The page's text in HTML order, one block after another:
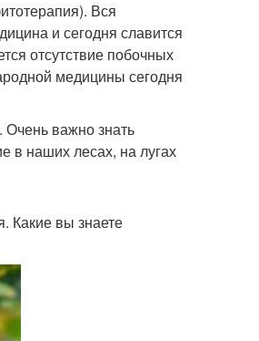
Вся
и сегодня славится
отсутствие побочных
медицины сегодня
Очень важно знать
в наших лесах, на лугах
Какие вы знаете